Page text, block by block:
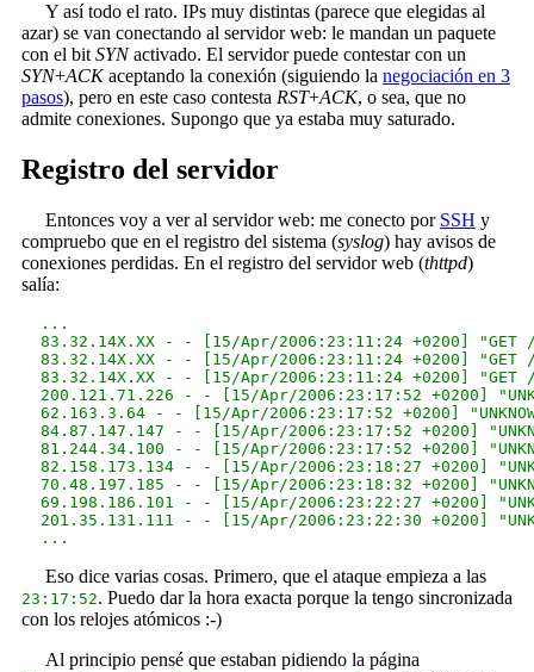
Y así todo el rato. IPs muy distintas (parece que elegidas al
azar) se van conectando al servidor web: le mandan un paquete
con el bit SYNactivado. El servidor puede contestar con un
SYN+ACKaceptando la conexión (siguiendo la negociación en 3
pasos), pero en este caso contesta RST+ACK, o sea, que no
admite conexiones. Supongo que ya estaba muy saturado.
Registro del servidor
Entonces voy a ver al servidor web: me conecto por SSH y
compruebo que en el registro del sistema (syslog) hay avisos de
conexiones perdidas. En el registro del servidor web (thttpd)
salía:
  ...
83.32.14X.XX - - [15/Apr/2006:23:11:24 +0200] "GET
83.32.14X.XX - - [15/Apr/2006:23:11:24 +0200] "GET
83.32.14X.XX - - [15/Apr/2006:23:11:24 +0200] "GET
200.121.71.226 - - [15/Apr/2006:23:17:52 +0200]
62.163.3.64 - - [15/Apr/2006:23:17:52 +0200]
84.87.147.147 - - [15/Apr/2006:23:17:52 +0200]
81.244.34.100 - - [15/Apr/2006:23:17:52 +0200]
82.158.173.134 - - [15/Apr/2006:23:18:27 +0200]
70.48.197.185 - - [15/Apr/2006:23:18:32 +0200]
69.198.186.101 - - [15/Apr/2006:23:22:27 +0200]
201.35.131.111 - - [15/Apr/2006:23:22:30 +0200]
Eso dice varias cosas. Primero, que el ataque empieza a las
23:17:52. Puedo dar la hora exacta porque la tengo sincronizada
con los relojes atómicos :-)
Al principio pensé que estaban pidiendo la página